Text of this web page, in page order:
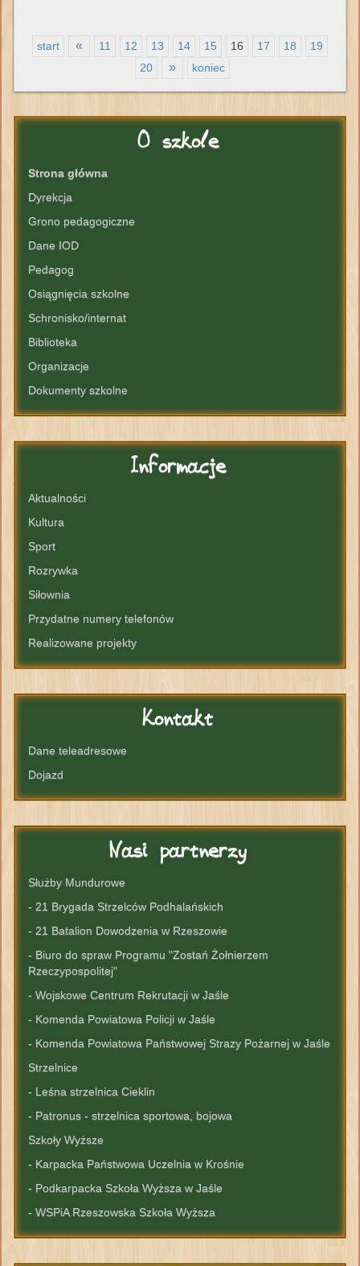
start « 11 12 13 14 15 16 17 18
19
20
» koniec
Oszkole
Strona główna
Dyrekcja
Grono pedagogiczne
Dane IOD
Pedagog
Osiągnięcia szkolne
Schronisko/internat
Biblioteka
Organizacje
Dokumenty szkolne
Informacje
Aktualności
Kultura
Sport
Rozrywka
Siłownia
Przydatne numery telefonów
Realizowane projekty
Kontakt
Dane teleadresowe
Dojazd
Nasipartnerzy
Służby Mundurowe
- 21 Brygada Strzelców Podhalańskich
- 21 Batalion Dowodzenia w Rzeszowie
- Biuro do spraw Programu "Zostań Żołnierzem
Rzeczypospolitej"
- Wojskowe Centrum Rekrutacji w Jaśle
- Komenda Powiatowa Policji w Jaśle
- Komenda Powiatowa Państwowej Strazy Pożarnej w Jaśle
Strzelnice
- Leśna strzelnica Cieklin
- Patronus - strzelnica sportowa, bojowa
Szkoły Wyższe
- Karpacka Państwowa Uczelnia w Krośnie
- Podkarpacka Szkoła Wyższa w Jaśle
- WSPiA Rzeszowska Szkoła Wyższa